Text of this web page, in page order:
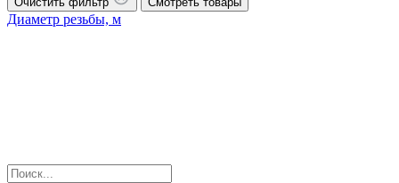
Диаметр резьбы, м